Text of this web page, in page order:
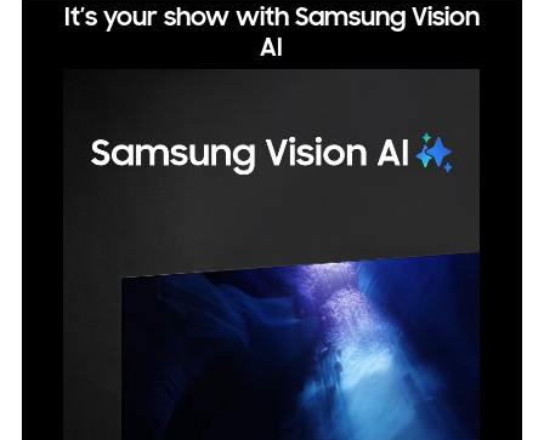
It’s your show with Samsung Vision
AI